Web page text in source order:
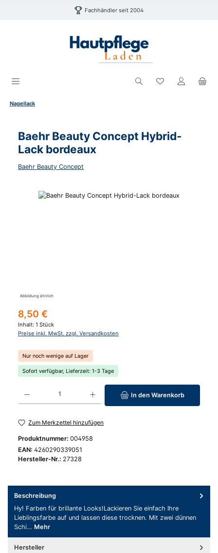
Zum Hauptinhalt springen Fachhändler seit 2004
Du hast 0
Nagellack
Baehr Beauty Concept Hybrid-
Lack bordeaux
Baehr Beauty Concept
Bildergalerie überspringen
Abbildung ähnlich
Regulärer Preis:
8,50 €
Inhalt: 1 Stück
Preise inkl. MwSt. zzgl. Versandkosten
Nur noch wenige auf Lager
Sofort verfügbar, Lieferzeit: 1-3 Tage
Produkt Anzahl: Gib den gewünschten Wert ein oder benutze die
In den Warenkorb
Zum Merkzettel hinzufügen
Produktnummer: 004958
EAN: 4260290339051
Hersteller-Nr.: 27328
Beschreibung
Hy! Farben für brillante Looks!Lackieren Sie einfach Ihre
Lieblingsfarbe auf und lassen diese trocknen. Mit zwei dünnen
Schi… Mehr
Hersteller